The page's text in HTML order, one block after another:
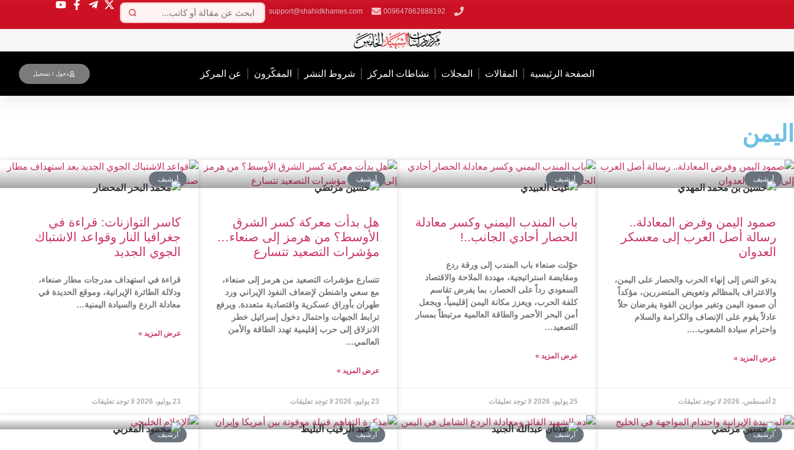
009647862888192
support@shahidkhames.com
الصفحة الرئیسیة المقالات المجلات نشاطات المركز شروط النشر المفکّرون عن المركز دخول / تسجیل
اليمن
أرشیف
صمود اليمن وفرض المعادلة..
رسالة أصل العرب إلى معسكر
العدوان
يدعو النص إلى إنهاء الحرب والحصار على اليمن،
والاعتراف بالمظالم وتعويض المتضررين، مؤكداً
أن صمود اليمن وتغير موازين القوة يفرضان حلاً
عادلاً يقوم على الإنصاف والكرامة والسلام
واحترام سيادة الشعوب….
عرض المزید »
2 أغسطس، 2026 لا توجد تعليقات
أرشیف
باب المندب اليمني وكسر معادلة
الحصار أحادي الجانب..!
حوّلت صنعاء باب المندب إلى ورقة ردع
ومقايضة استراتيجية، مهددة الملاحة والاقتصاد
السعودي رداً على الحصار، بما يفرض تقاسم
كلفة الحرب، ويعزز مكانة اليمن إقليمياً، ويجعل
أمن البحر الأحمر والطاقة العالمية مرتبطاً بمسار
التصعيد…
عرض المزید »
25 يوليو، 2026 لا توجد تعليقات
أرشیف
هل بدأت معركة كسر الشرق
الأوسط؟ من هرمز إلى صنعاء…
مؤشرات التصعيد تتسارع
تتسارع مؤشرات التصعيد من هرمز إلى صنعاء،
مع سعي واشنطن لإضعاف النفوذ الإيراني ورد
طهران بأوراق عسكرية واقتصادية متعددة. ويرفع
ترابط الجبهات واحتمال دخول إسرائيل خطر
الانزلاق إلى حرب إقليمية تهدد الطاقة والأمن
العالمي…
عرض المزید »
23 يوليو، 2026 لا توجد تعليقات
أرشیف
كاسر التوازنات: قراءة في
جغرافيا النار وقواعد الاشتباك
الجوي الجديد
قراءة في استهداف مدرجات مطار صنعاء،
ودلالة الطائرة الإيرانية، وموقع الحديدة في
معادلة الردع والسيادة اليمنية…
عرض المزید »
23 يوليو، 2026 لا توجد تعليقات
أرشیف أرشیف أرشیف أرشیف